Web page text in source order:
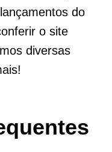
do
o site
diversas